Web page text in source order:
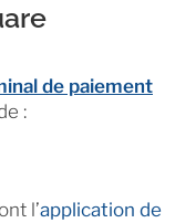
de paiement
:
l’application de